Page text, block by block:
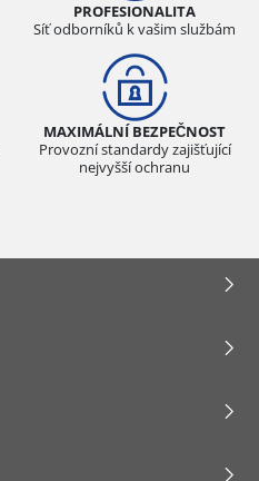
PROFESIONALITA
Síť odborníků k vašim službám
MAXIMÁLNÍ BEZPEČNOST
Provozní standardy zajišťující
nejvyšší ochranu